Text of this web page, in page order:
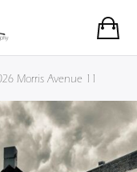
Morris Avenue 11